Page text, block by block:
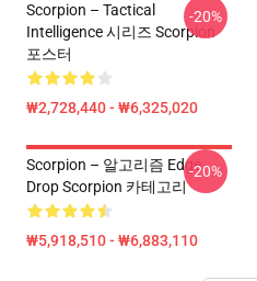
Scorpion – Tactical
Intelligence 시리즈 Scorpion
포스터
₩2,728,440 - ₩6,325,020
-20%
Scorpion – 알고리즘 Edge
Drop Scorpion 카테고리
₩5,918,510 - ₩6,883,110
-20%